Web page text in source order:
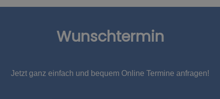
Wunschtermin
Jetzt ganz einfach und bequem Online Termine anfragen!